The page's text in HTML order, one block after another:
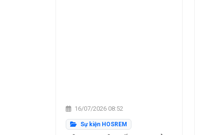
16/07/2026 08:52
Sự kiện HOSREM